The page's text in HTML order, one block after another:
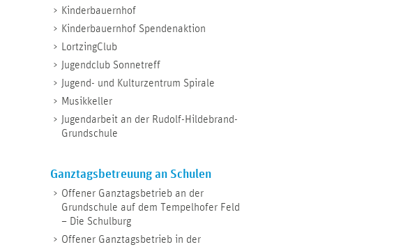
Kinderbauernhof
Kinderbauernhof Spendenaktion
LortzingClub
Jugendclub Sonnetreff
Jugend- und Kulturzentrum Spirale
Musikkeller
Jugendarbeit an der Rudolf-Hildebrand-
Grundschule
Ganztagsbetreuung an Schulen
Offener Ganztagsbetrieb an der
Grundschule auf dem Tempelhofer Feld
– Die Schulburg
Offener Ganztagsbetrieb in der